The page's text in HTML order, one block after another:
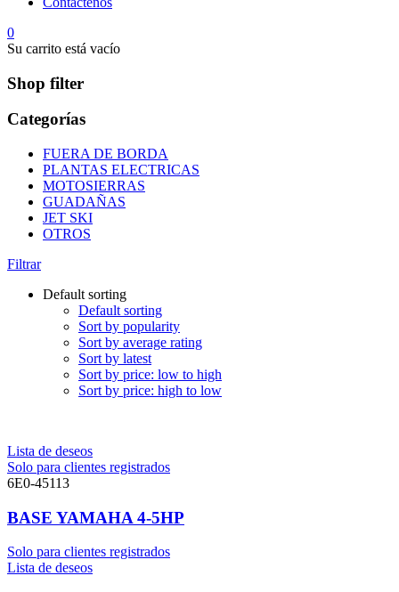
0
Su carrito está vacío
Shop filter
Categorías
FUERA DE BORDA
PLANTAS ELECTRICAS
MOTOSIERRAS
GUADAÑAS
JET SKI
OTROS
Filtrar
Default sorting
Default sorting
Sort by popularity
Sort by average rating
Sort by latest
Sort by price: low to high
Sort by price: high to low
Lista de deseos
Solo para clientes registrados
6E0-45113
BASE YAMAHA 4-5HP
Solo para clientes registrados
Lista de deseos